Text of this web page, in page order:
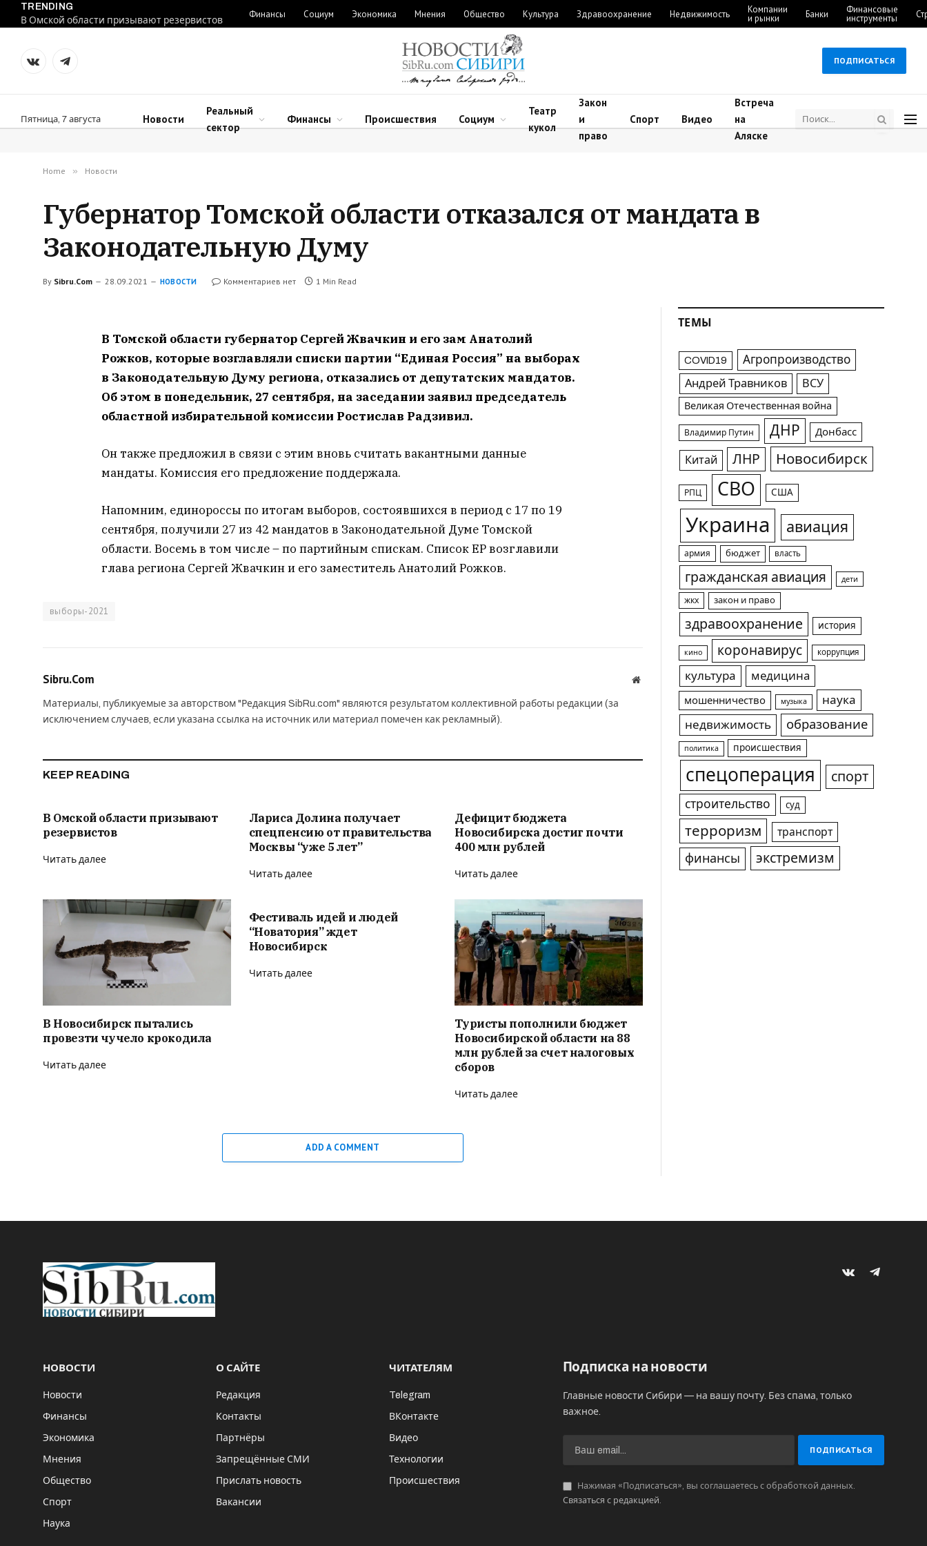
TRENDING
В Омской области призывают резервистов
Финансы Социум Экономика Мнения Общество Культура Здравоохранение Недвижимость Компании
и рынки Банки Финансовые
инструменты
VKontakteTelegram
ПОДПИСАТЬСЯ
Пятница, 7 августа Новости
Реальный
сектор
Финансы Происшествия Социум
Театр
кукол
Закон
и
право
Спорт Видео
Встреча
на
Аляске
Home » Новости
Губернатор Томской области отказался от мандата в
Законодательную Думу
By Sibru.Com 28.09.2021 НОВОСТИ Комментариев нет 1 Min Read
В Томской области губернатор Сергей Жвачкин и его зам Анатолий
Рожков, которые возглавляли списки партии “Единая Россия” на выборах
в Законодательную Думу региона, отказались от депутатских мандатов.
Об этом в понедельник, 27 сентября, на заседании заявил председатель
областной избирательной комиссии Ростислав Радзивил.
Он также предложил в связи с этим вновь считать вакантными данные
мандаты. Комиссия его предложение поддержала.
Напомним, единороссы по итогам выборов, состоявшихся в период с 17 по 19
сентября, получили 27 из 42 мандатов в Законодательной Думе Томской
области. Восемь в том числе – по партийным спискам. Список ЕР возглавили
глава региона Сергей Жвачкин и его заместитель Анатолий Рожков.
выборы-2021
Sibru.Com Website
Материалы, публикуемые за авторством "Редакция SibRu.com" являются результатом коллективной работы редакции (за
исключением случаев, если указана ссылка на источник или материал помечен как рекламный).
KEEP READING
В Омской области призывают
резервистов
Читать далее
Лариса Долина получает
спецпенсию от правительства
Москвы “уже 5 лет”
Читать далее
Дефицит бюджета
Новосибирска достиг почти
400 млн рублей
Читать далее
В Новосибирск пытались
провезти чучело крокодила
Читать далее
Фестиваль идей и людей
“Новатория” ждет
Новосибирск
Читать далее
Туристы пополнили бюджет
Новосибирской области на 88
млн рублей за счет налоговых
сборов
Читать далее
ADD A COMMENT
ТЕМЫ
COVID19 Агропроизводство
Андрей Травников ВСУ
Великая Отечественная война
Владимир Путин ДНР Донбасс
Китай ЛНР Новосибирск
РПЦ СВО США
Украина авиация
армия бюджет власть
гражданская авиация дети
жкх закон и право
здравоохранение история
кино коронавирус коррупция
культура медицина
мошенничество музыка
наука
недвижимость
образование
политика происшествия
спецоперация спорт
строительство суд
терроризм транспорт
финансы экстремизм
VKontakteTelegram
НОВОСТИ
Новости
Финансы
Экономика
Мнения
Общество
Спорт
Наука
О САЙТЕ
Редакция
Контакты
Партнёры
Запрещённые СМИ
Прислать новость
Вакансии
ЧИТАТЕЛЯМ
Telegram
ВКонтакте
Видео
Технологии
Происшествия
Подписка на новости
Главные новости Сибири — на вашу почту. Без спама, только
важное.
Нажимая «Подписаться», вы соглашаетесь с обработкой данных.
Связаться с редакцией.